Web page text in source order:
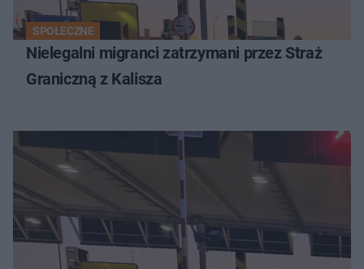
SPOŁECZNE
Nielegalni migranci zatrzymani przez Straż
Graniczną z Kalisza